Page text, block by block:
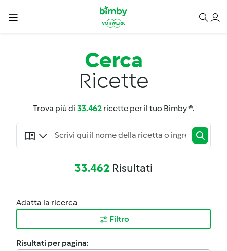
Cerca
Ricette
Trova più di 33.462 ricette per il tuo Bimby ®.
33.462 Risultati
Adatta la ricerca
Filtro
Risultati per pagina: